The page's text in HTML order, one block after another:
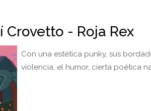
Crovetto - Roja Rex
Con una estética punky, sus
violencia, el humor, cierta poética